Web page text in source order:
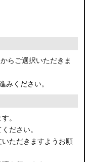
らご選択いただきま
みください。
。
ださい。
ただきますようお願